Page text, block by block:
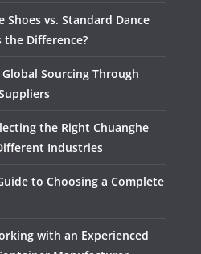
Shoes vs. Standard Dance
the Difference?
Sourcing Through
the Right Chuanghe
Industries
to Choosing a Complete
with an Experienced